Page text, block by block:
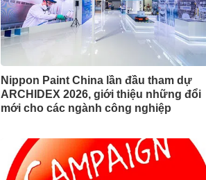
Nippon Paint China lần đầu tham dự
ARCHIDEX 2026, giới thiệu những đổi
mới cho các ngành công nghiệp